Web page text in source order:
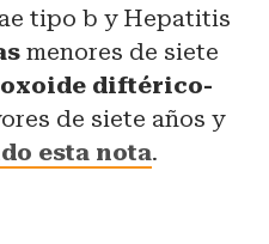
tipo b y Hepatitis
menores de siete
diftérico-
de siete años y
esta nota.